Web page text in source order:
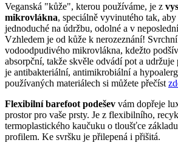
Veganská "kůže", kterou používáme, je z
mikrovlákna, speciálně vyvinutého tak,
jednoduché na údržbu, odolné a v
Vzhledem je od kůže k nerozeznání!
vodoodpudivého mikrovlákna, kdežto
absorpční, takže skvěle odvádí pot a
je antibakteriální, antimikrobiální a
používaných materiálech si můžete přečíst
Flexibilní barefoot podešev vám dopřeje
prostor pro vaše prsty. Je z flexibilního,
termoplastického kaučuku o tloušťce
profilem. Ke svršku je přilepená i přišitá.